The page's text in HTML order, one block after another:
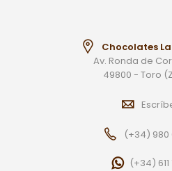
Chocolates
Av. Ronda de
49800 - Toro
(+34) 980
(+34) 611